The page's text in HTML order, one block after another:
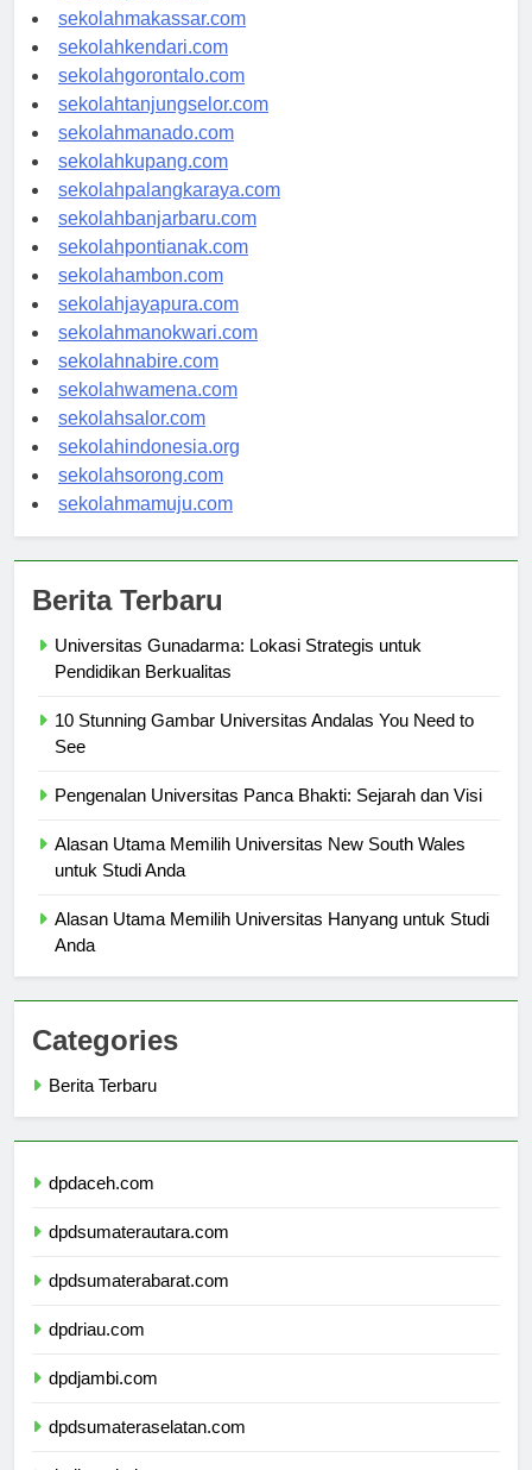
sekolahpalu.com
sekolahmakassar.com
sekolahkendari.com
sekolahgorontalo.com
sekolahtanjungselor.com
sekolahmanado.com
sekolahkupang.com
sekolahpalangkaraya.com
sekolahbanjarbaru.com
sekolahpontianak.com
sekolahambon.com
sekolahjayapura.com
sekolahmanokwari.com
sekolahnabire.com
sekolahwamena.com
sekolahsalor.com
sekolahindonesia.org
sekolahsorong.com
Universitas Gunadarma: Lokasi Strategis untuk
10 Stunning Gambar Universitas Andalas You Need to
Alasan Utama Memilih Universitas New South Wales
Alasan Utama Memilih Universitas Hanyang untuk Studi
Categories